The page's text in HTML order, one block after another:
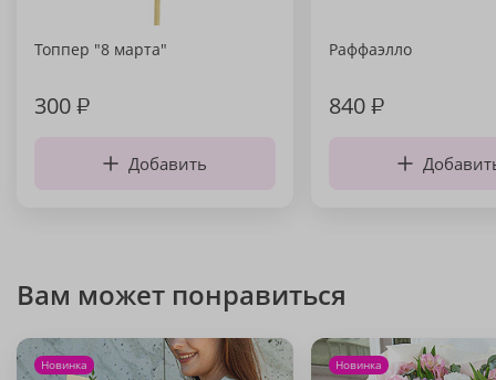
Топпер "8 марта"
300₽
Добавить
Раффаэлло
840₽
Вам может понравиться
Новинка Новинка